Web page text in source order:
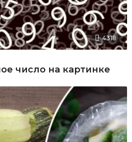
4318
число на картинке